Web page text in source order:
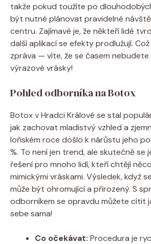
takže pokud toužíte po
být nutné plánovat pravidelné
centru. Zajímavé je, že někteří lidé
další aplikací se efekty prodlužují.
zpráva — víte, že se časem
výrazové vrásky!
Pohled odborníka na Botox
Botox v Hradci Králové se stal
jak zachovat mladistvý vzhled a
loňském roce došlo k nárůstu jeho
%. To není jen trend, ale skutečně se
řešení pro mnoho lidí, kteří chtějí
mimickými vráskami. Výsledek, když
může být ohromující a přirozený. S
odborníkem se opravdu můžete cítit
sebe sama!
Co očekávat: Procedura je